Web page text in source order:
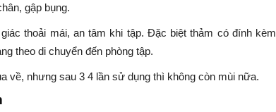
gập bụng.
thoải mái, an tâm khi tập. Đặc biệt thảm có đính kèm
theo di chuyển đến phòng tập.
nhưng sau 3 4 lần sử dụng thì không còn mùi nữa.